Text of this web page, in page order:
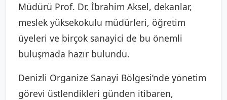
Müdürü Prof. Dr. İbrahim Aksel, dekanlar,
meslek yüksekokulu müdürleri, öğretim
üyeleri ve birçok sanayici de bu önemli
buluşmada hazır bulundu.
Denizli Organize Sanayi Bölgesi’nde yönetim
görevi üstlendikleri günden itibaren,